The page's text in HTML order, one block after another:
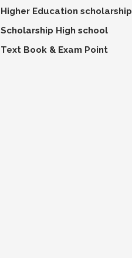
Higher Education scholarship
Scholarship High school
Text Book & Exam Point